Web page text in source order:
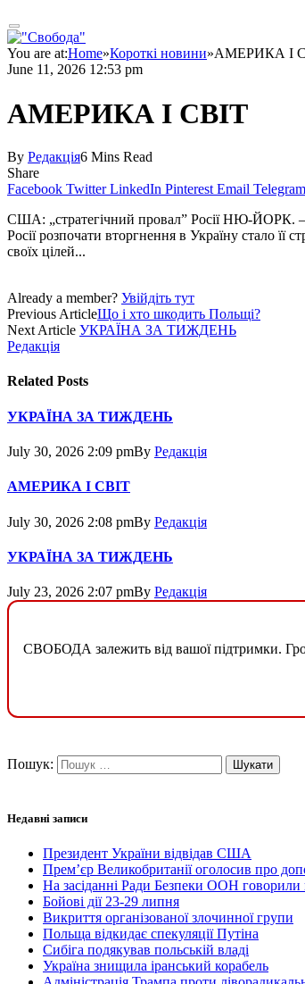
You are at:Home»Короткі новини»АМЕРИКА І
June 11, 2026 12:53 pm
АМЕРИКА І СВІТ
By Редакція6 Mins Read
Share
Facebook Twitter LinkedIn Pinterest Email Telegram
США: „стратегічний провал” Росії НЮ-ЙОРК. –
Росії розпочати вторгнення в Україну стало
своїх цілей...
Already a member? Увійдіть тут
Previous ArticleЩо і хто шкодить Польщі?
Next Article УКРАЇНА ЗА ТИЖДЕНЬ
Редакція
Related Posts
УКРАЇНА ЗА ТИЖДЕНЬ
July 30, 2026 2:09 pmBy Редакція
АМЕРИКА І СВІТ
July 30, 2026 2:08 pmBy Редакція
УКРАЇНА ЗА ТИЖДЕНЬ
July 23, 2026 2:07 pmBy Редакція
СВОБОДА залежить від вашої підтримки.
Пошук:
Недавні записи
Президент України відвідав США
Прем’єр Великобританії оголосив про
На засіданні Ради Безпеки ООН говорили
Бойові дії 23-29 липня
Викриття організованої злочинної групи
Польща відкидає спекуляції Путіна
Сибіга подякував польській владі
Україна знищила іранський корабель